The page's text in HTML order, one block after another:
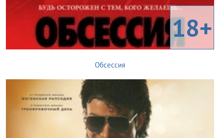
18+
Обсессия